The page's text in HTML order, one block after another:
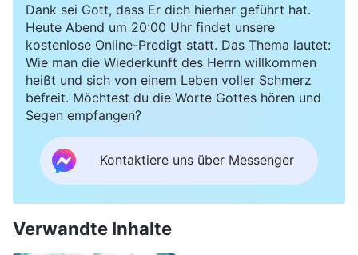
Dank sei Gott, dass Er dich hierher geführt hat.
Heute Abend um 20:00 Uhr findet unsere
kostenlose Online-Predigt statt. Das Thema lautet:
Wie man die Wiederkunft des Herrn willkommen
heißt und sich von einem Leben voller Schmerz
befreit. Möchtest du die Worte Gottes hören und
Segen empfangen?
Kontaktiere uns über Messenger
Verwandte Inhalte